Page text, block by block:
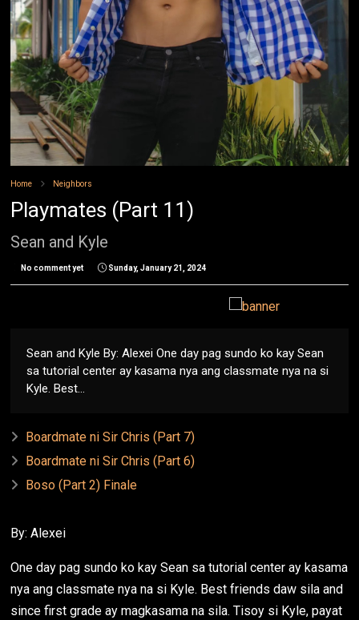
Home Neighbors
Playmates (Part 11)
Sean and Kyle
No comment yet Sunday, January 21, 2024
Sean and Kyle By: Alexei One day pag sundo ko kay Sean
sa tutorial center ay kasama nya ang classmate nya na si
Kyle. Best...
Boardmate ni Sir Chris (Part 7)
Boardmate ni Sir Chris (Part 6)
Boso (Part 2) Finale
By: Alexei
One day pag sundo ko kay Sean sa tutorial center ay kasama
nya ang classmate nya na si Kyle. Best friends daw sila and
since first grade ay magkasama na sila. Tisoy si Kyle, payat